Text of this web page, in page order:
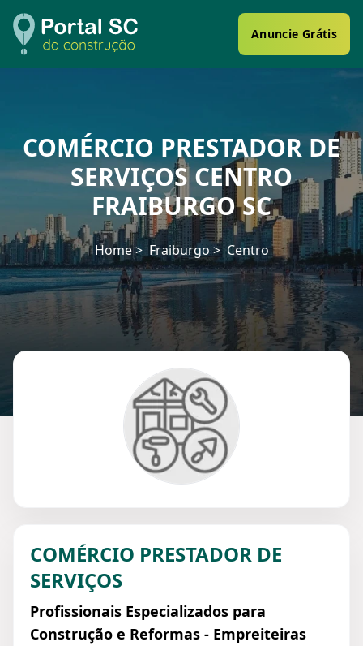
Anuncie Grátis
COMÉRCIO PRESTADOR DE
SERVIÇOS CENTRO
FRAIBURGO SC
Home Fraiburgo Centro
COMÉRCIO PRESTADOR DE
SERVIÇOS
Profissionais Especializados para
Construção e Reformas - Empreiteiras